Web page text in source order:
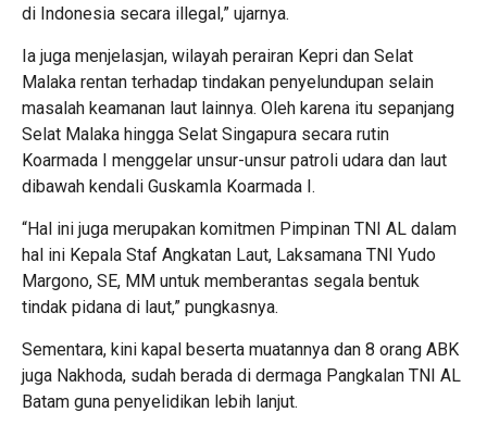
di Indonesia secara illegal,” ujarnya.
Ia juga menjelasjan, wilayah perairan Kepri dan Selat
Malaka rentan terhadap tindakan penyelundupan selain
masalah keamanan laut lainnya. Oleh karena itu sepanjang
Selat Malaka hingga Selat Singapura secara rutin
Koarmada I menggelar unsur-unsur patroli udara dan laut
dibawah kendali Guskamla Koarmada I.
“Hal ini juga merupakan komitmen Pimpinan TNI AL dalam
hal ini Kepala Staf Angkatan Laut, Laksamana TNI Yudo
Margono, SE, MM untuk memberantas segala bentuk
tindak pidana di laut,” pungkasnya.
Sementara, kini kapal beserta muatannya dan 8 orang ABK
juga Nakhoda, sudah berada di dermaga Pangkalan TNI AL
Batam guna penyelidikan lebih lanjut.